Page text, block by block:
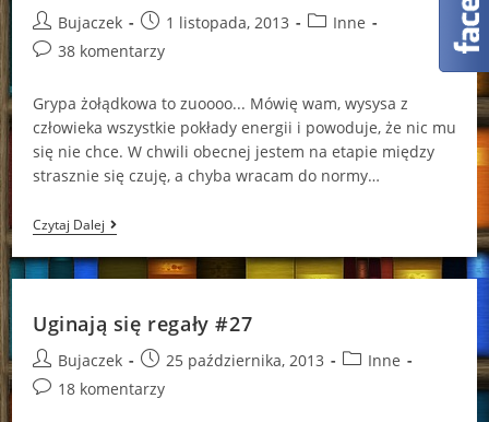
Post
author:
Bujaczek
Post
published:
1 listopada, 2013
PostInne
Post38 komentarzy
Grypa żołądkowa to zuoooo... Mówię wam, wysysa z
człowieka wszystkie pokłady energii i powoduje, że nic mu
się nie chce. W chwili obecnej jestem na etapie między
strasznie się czuję, a chyba wracam do normy…
Czytaj DalejUginają
Się
Regały
#28
Uginają się regały #27
Post
author:
Bujaczek
Post
published:
25 października, 2013
PostInne
Post18 komentarzy